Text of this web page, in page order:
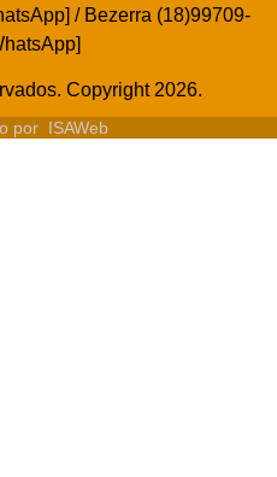
/ Bezerra (18)99709-
Copyright 2026.
por ISAWeb